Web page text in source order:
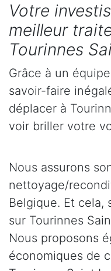
Votre
meilleur
Tourinnes
Grâce à un
savoir-faire
déplacer à
voir briller votre
Nous assurons
nettoyage/
Belgique. Et cela,
sur Tourinnes
Nous proposons
économiques de